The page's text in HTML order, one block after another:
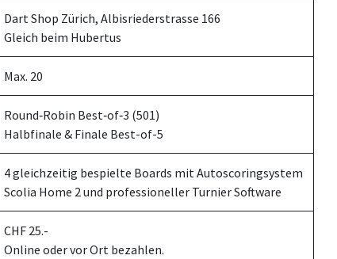
Dart Shop Zürich, Albisriederstrasse 166
Gleich beim Hubertus
Max. 20
Round‑Robin Best‑of‑3 (501)
Halbfinale & Finale Best-of-5
4 gleichzeitig bespielte Boards mit Autoscoringsystem
Scolia Home 2 und professioneller Turnier Software
CHF 25.-
Online oder vor Ort bezahlen.